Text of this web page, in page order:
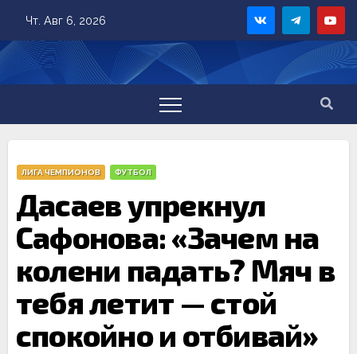
content
Чт. Авг 6, 2026
ЛИГА ЧЕМПИОНОВ ФУТБОЛ
Дасаев упрекнул
Сафонова: «Зачем на
колени падать? Мяч в
тебя летит — стой
спокойно и отбивай»